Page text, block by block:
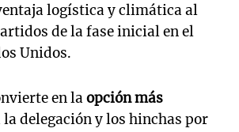
logística y climática al
de la fase inicial en el
Unidos.
en laopción más
la delegación y los hinchas por